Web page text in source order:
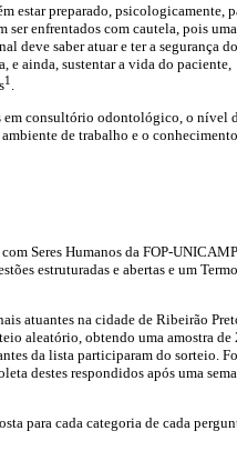
estar preparado, psicologicamente,
ser enfrentados com cautela, pois uma
deve saber atuar e ter a segurança
e ainda, sustentar a vida do paciente,
1
em consultório odontológico, o nível
de trabalho e o
Seres Humanos da FOP-
estruturadas e abertas e um
atuantes na cidade de Ribeirão
aleatório, obtendo uma amostra de
da lista participaram do sorteio.
destes respondidos após uma
para cada categoria de cada